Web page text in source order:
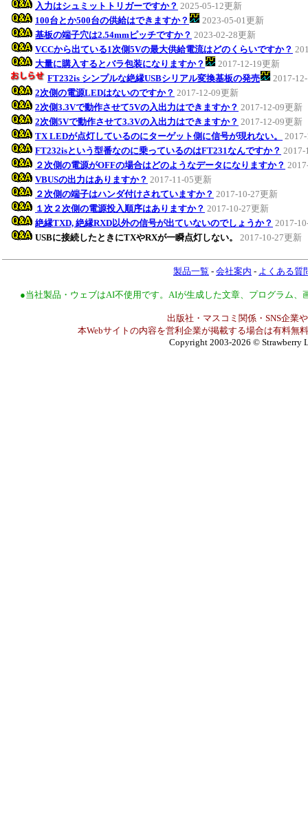
入力はシュミットトリガーですか？ 2025-05-12更新
100台とか500台の供給はできますか？
2023-05-01更新
基板の端子穴は2.54mmピッチですか？ 2023-02-28更新
VCCから出ている1次側5Vの最大供給電流はどのくらいですか？
大量に購入するとバラ包装になりますか？
2017-12-19更新
FT232is シンプルな絶縁USBシリアル変換基板の発売
2017-
2次側の電源LEDはないのですか？ 2017-12-09更新
2次側3.3Vで動作させて5Vの入出力はできますか？ 2017-12-09更新
2次側5Vで動作させて3.3Vの入出力はできますか？ 2017-12-09更新
TX LEDが点灯しているのにターゲット側に信号が現れない。
FT232isという型番なのに乗っているのはFT231なんですか？ 2017-
２次側の電源がOFFの場合はどのようなデータになりますか？
VBUSの出力はありますか？ 2017-11-05更新
２次側の端子はハンダ付けされていますか？ 2017-10-27更新
１次２次側の電源投入順序はありますか？ 2017-10-27更新
絶縁TXD, 絶縁RXD以外の信号が出ていないのでしょうか？ 2017-
USBに接続したときにTXやRXが一瞬点灯しない。
2017-10-27更新
製品一覧 - 会社案内 - よくある質
●当社製品・ウェブはAI不使用です。AIが生成した文章、プログラム
出版社・マスコミ関係・SNS企業
本Webサイトの内容を営利企業が掲載する場合は有料無
Copyright 2003-2026 © Strawberry